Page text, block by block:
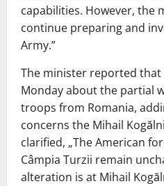
capabilities. However, the
continue preparing and
Army.”
The minister reported
Monday about the partial
troops from Romania,
concerns the Mihail
clarified, „The American
Câmpia Turzii remain
alteration is at Mihail